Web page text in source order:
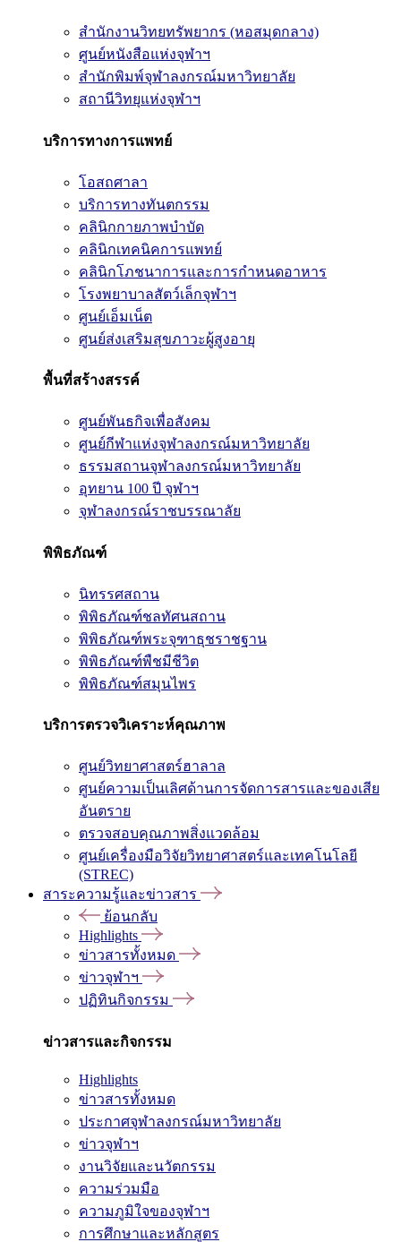
สำนักงานวิทยทรัพยากร (หอสมุดกลาง)
ศูนย์หนังสือแห่งจุฬาฯ
สำนักพิมพ์จุฬาลงกรณ์มหาวิทยาลัย
สถานีวิทยุแห่งจุฬาฯ
บริการทางการแพทย์
โอสถศาลา
บริการทางทันตกรรม
คลินิกกายภาพบำบัด
คลินิกเทคนิคการแพทย์
คลินิกโภชนาการและการกำหนดอาหาร
โรงพยาบาลสัตว์เล็กจุฬาฯ
ศูนย์เอ็มเน็ต
ศูนย์ส่งเสริมสุขภาวะผู้สูงอายุ
พื้นที่สร้างสรรค์
ศูนย์พันธกิจเพื่อสังคม
ศูนย์กีฬาแห่งจุฬาลงกรณ์มหาวิทยาลัย
ธรรมสถานจุฬาลงกรณ์มหาวิทยาลัย
อุทยาน 100 ปี จุฬาฯ
จุฬาลงกรณ์ราชบรรณาลัย
พิพิธภัณฑ์
นิทรรศสถาน
พิพิธภัณฑ์ชลทัศนสถาน
พิพิธภัณฑ์พระจุฑาธุชราชฐาน
พิพิธภัณฑ์พืชมีชีวิต
พิพิธภัณฑ์สมุนไพร
บริการตรวจวิเคราะห์คุณภาพ
ศูนย์วิทยาศาสตร์ฮาลาล
ศูนย์ความเป็นเลิศด้านการจัดการสารและของเสีย
อันตราย
ตรวจสอบคุณภาพสิ่งแวดล้อม
ศูนย์เครื่องมือวิจัยวิทยาศาสตร์และเทคโนโลยี
(STREC)
สาระความรู้และข่าวสาร
ย้อนกลับ
Highlights
ข่าวสารทั้งหมด
ข่าวจุฬาฯ
ปฏิทินกิจกรรม
ข่าวสารและกิจกรรม
Highlights
ข่าวสารทั้งหมด
ประกาศจุฬาลงกรณ์มหาวิทยาลัย
ข่าวจุฬาฯ
งานวิจัยและนวัตกรรม
ความร่วมมือ
ความภูมิใจของจุฬาฯ
การศึกษาและหลักสูตร